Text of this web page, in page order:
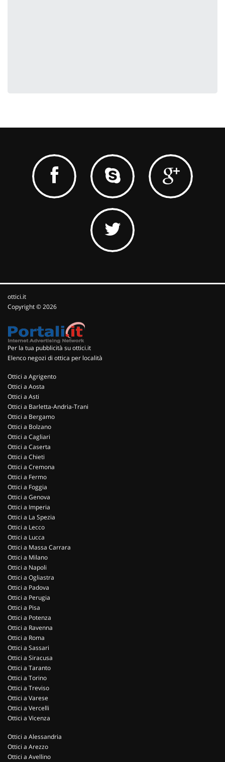
ottici.it
Copyright © 2026
Per la tua pubblicità su ottici.it
Elenco negozi di ottica per località
Ottici a Agrigento
Ottici a Aosta
Ottici a Asti
Ottici a Barletta-Andria-Trani
Ottici a Bergamo
Ottici a Bolzano
Ottici a Cagliari
Ottici a Caserta
Ottici a Chieti
Ottici a Cremona
Ottici a Fermo
Ottici a Foggia
Ottici a Genova
Ottici a Imperia
Ottici a La Spezia
Ottici a Lecco
Ottici a Lucca
Ottici a Massa Carrara
Ottici a Milano
Ottici a Napoli
Ottici a Ogliastra
Ottici a Padova
Ottici a Perugia
Ottici a Pisa
Ottici a Potenza
Ottici a Ravenna
Ottici a Roma
Ottici a Sassari
Ottici a Siracusa
Ottici a Taranto
Ottici a Torino
Ottici a Treviso
Ottici a Varese
Ottici a Vercelli
Ottici a Vicenza
Ottici a Alessandria
Ottici a Arezzo
Ottici a Avellino